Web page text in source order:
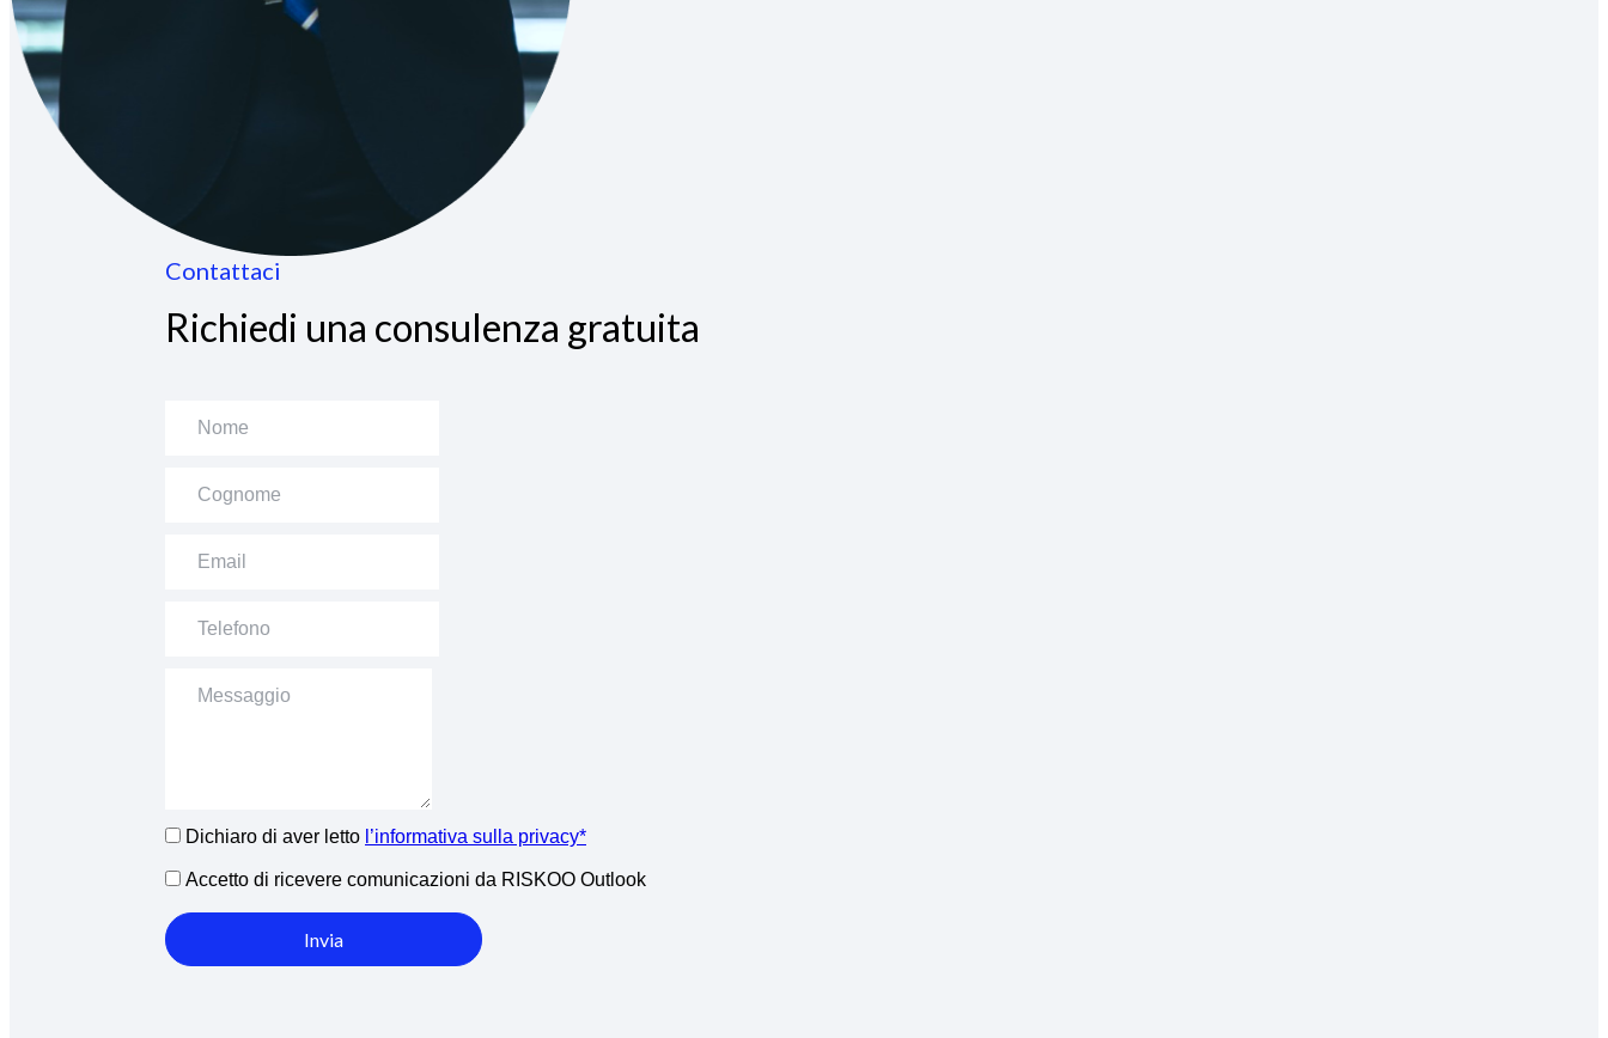
Contattaci
Richiedi una consulenza gratuita
Dichiaro di aver letto l’informativa sulla privacy*
Accetto di ricevere comunicazioni da RISKOO Outlook
Invia